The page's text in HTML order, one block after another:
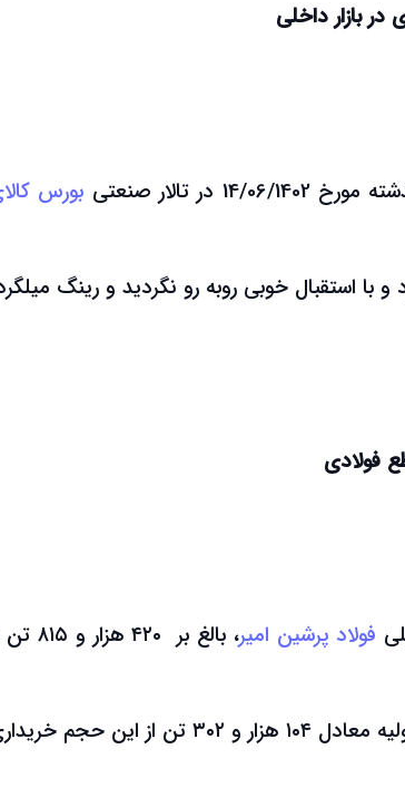
بازار داخلی
در تالار صنعتی بورس
با استقبال خوبی روبه رو نگردید و رینگ
فولادی
فولاد پرشین امیر ،
حجم خریداری گردید.